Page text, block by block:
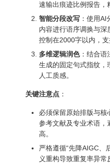
速输出痕迹比例报告，
智能分段改写：使用AI
内容进行语序调换与
控制在2000字以内，支
多维逻辑润色：结合语
生成的固定句式指纹，
人工质感。
关键注意点：
必须保留原始排版与核
参考文献及专业术语，
高。
严格遵循“先降AIGC、
义重构导致重复率异